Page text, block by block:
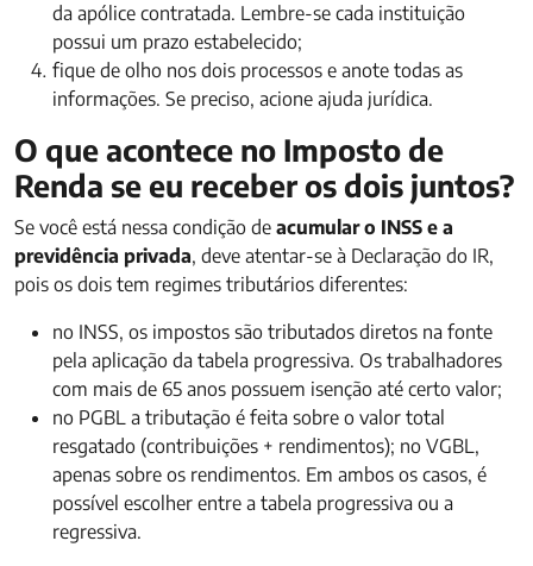
da apólice contratada. Lembre-se cada instituição
possui um prazo estabelecido;
fique de olho nos dois processos e anote todas as
informações. Se preciso, acione ajuda jurídica.
O que acontece no Imposto de
Renda se eu receber os dois juntos?
Se você está nessa condição de acumular o INSS e a
previdência privada, deve atentar-se à Declaração do IR,
pois os dois tem regimes tributários diferentes:
no INSS, os impostos são tributados diretos na fonte
pela aplicação da tabela progressiva. Os trabalhadores
com mais de 65 anos possuem isenção até certo valor;
no PGBL a tributação é feita sobre o valor total
resgatado (contribuições + rendimentos); no VGBL,
apenas sobre os rendimentos. Em ambos os casos, é
possível escolher entre a tabela progressiva ou a
regressiva.